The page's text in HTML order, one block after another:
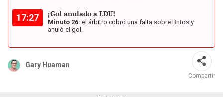
17:27 ¡Gol anulado a LDU!
Minuto 26: el árbitro cobró una falta sobre Britos y
anuló el gol.
Gary Huaman
Compartir